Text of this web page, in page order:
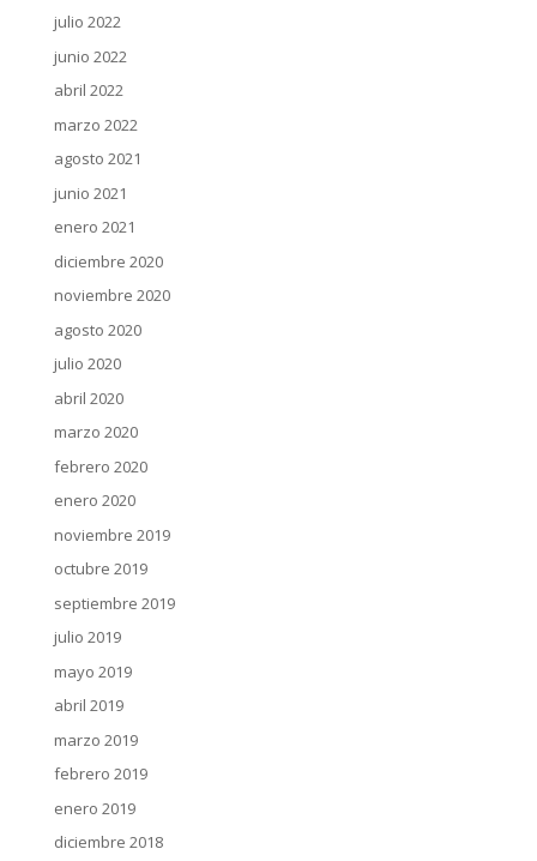
julio 2022
junio 2022
abril 2022
marzo 2022
agosto 2021
junio 2021
enero 2021
diciembre 2020
noviembre 2020
agosto 2020
julio 2020
abril 2020
marzo 2020
febrero 2020
enero 2020
noviembre 2019
octubre 2019
septiembre 2019
julio 2019
mayo 2019
abril 2019
marzo 2019
febrero 2019
enero 2019
diciembre 2018